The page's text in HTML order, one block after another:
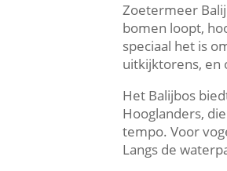
Zoetermeer
bomen loopt,
speciaal het is
uitkijktorens, en
Het Balijbos
Hooglanders,
tempo.​ Voor
Langs de